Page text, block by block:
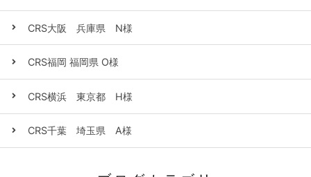
CRS大阪 兵庫県 N様
CRS福岡 福岡県 O様
CRS横浜 東京都 H様
CRS千葉 埼玉県 A様